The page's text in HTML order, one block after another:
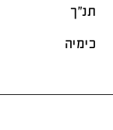
תנ"ך
כימיה